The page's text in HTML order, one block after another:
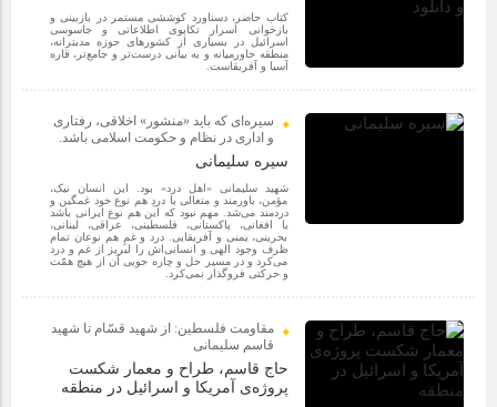
کتاب حاضر، دستاورد کوششی مستمر در بازبینی و
بازخوانی اسرار تکاپوی اطلاعاتی و جاسوسی
اسرائیل در بسیاری از کشورهای حوزه مدیترانه،
منطقه خاورمیانه و به بیانی درست‌تر و جامع‌تر، قاره
آسیا و آفریقاست.
سیره‌ای که باید «منشور» اخلاقی، رفتاری
و اداری در نظام و حکومت اسلامی باشد.
سیره سلیمانی
شهید سلیمانی «اهل درد» بود. این انسان نیک،
مؤمن، باورمند و متعالی با دردِ هم نوع خود غمگین و
دردمند می‌شد. مهم نبود که این هم نوع ایرانی باشد
یا افغانی، پاکستانی، فلسطینی، عراقی، لبنانی،
بحرینی، یمنی و آفریقایی. درد و غمِ هم نوعان تمام
ظرف وجود الهی و انسانی‌اش را لبریز از غم و درد
می‌کرد و در مسیر حل و چاره جویی آن از هیچ همّت
و حرکتی فروگذار نمی‌کرد.
مقاومت فلسطین: از شهید قسّام تا شهید
قاسم سلیمانی
حاج قاسم، طراح و معمار شکست
پروژه‌ی آمریکا و اسرائیل در منطقه